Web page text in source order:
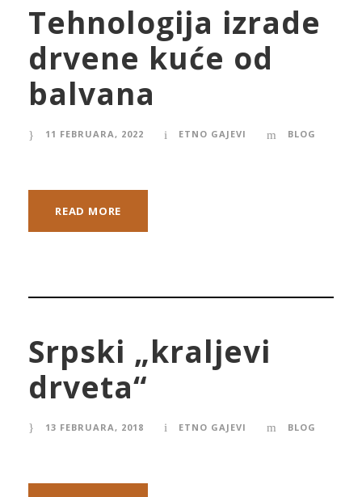
Tehnologija izrade
drvene kuće od
balvana
11 FEBRUARA, 2022 ETNO GAJEVI BLOG
READ MORE
Srpski „kraljevi
drveta“
13 FEBRUARA, 2018 ETNO GAJEVI BLOG